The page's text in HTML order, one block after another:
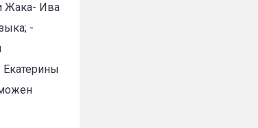
Жака- Ива
-
Екатерины